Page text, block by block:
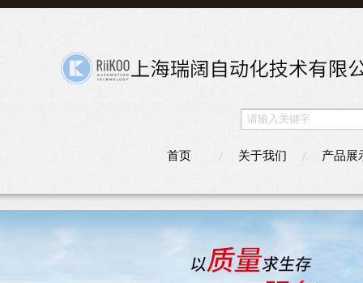
首页 关于我们 产品展